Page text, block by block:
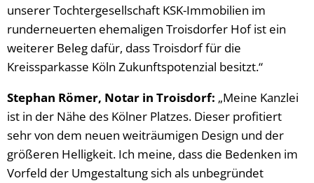
unserer Tochtergesellschaft KSK-Immobilien im
runderneuerten ehemaligen Troisdorfer Hof ist ein
weiterer Beleg dafür, dass Troisdorf für die
Kreissparkasse Köln Zukunftspotenzial besitzt.“
Stephan Römer, Notar in Troisdorf: „Meine Kanzlei
ist in der Nähe des Kölner Platzes. Dieser profitiert
sehr von dem neuen weiträumigen Design und der
größeren Helligkeit. Ich meine, dass die Bedenken im
Vorfeld der Umgestaltung sich als unbegründet